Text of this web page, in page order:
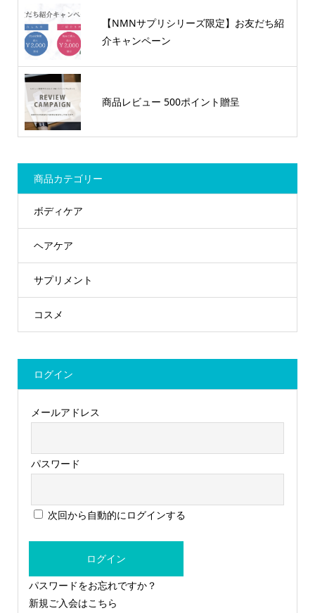
【NMNサプリシリーズ限定】お友だち紹
介キャンペーン
商品レビュー 500ポイント贈呈
商品カテゴリー
ボディケア
ヘアケア
サプリメント
コスメ
ログイン
メールアドレス
パスワード
次回から自動的にログインする
ログイン
パスワードをお忘れですか？
新規ご入会はこちら